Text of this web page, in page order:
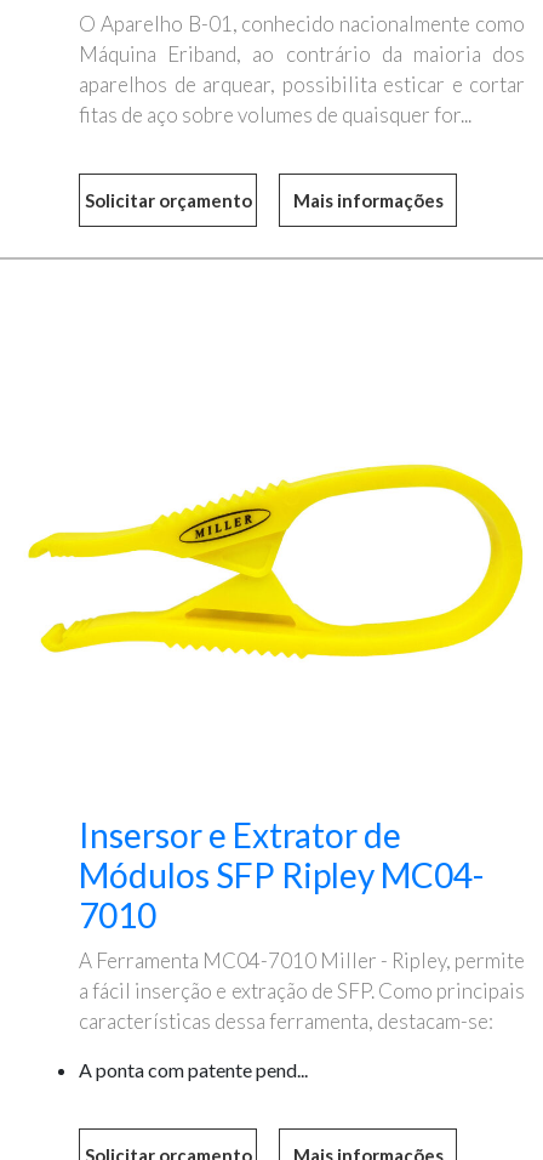
O Aparelho B-01, conhecido nacionalmente como
Máquina Eriband, ao contrário da maioria dos
aparelhos de arquear, possibilita esticar e cortar
fitas de aço sobre volumes de quaisquer for...
Mais informações
Insersor e Extrator de
Módulos SFP Ripley MC04-
7010
A Ferramenta MC04-7010 Miller - Ripley, permite
a fácil inserção e extração de SFP. Como principais
características dessa ferramenta, destacam-se:
A ponta com patente pend...
Mais informações